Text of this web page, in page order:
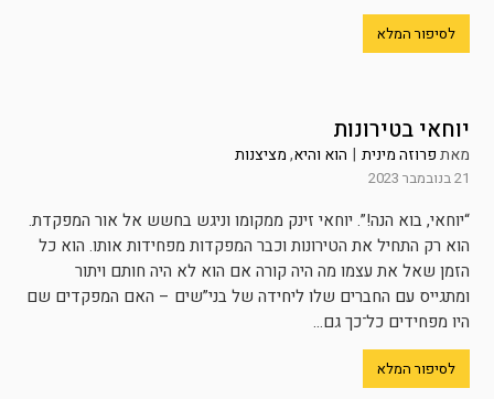
לסיפור המלא
יוחאי בטירונות
מאתפרוזה מינית | הוא והיא,מציצנות
21 בנובמבר 2023
“יוחאי, בוא הנה!”. יוחאי זינק ממקומו וניגש בחשש אל אור המפקדת.
הוא רק התחיל את הטירונות וכבר המפקדות מפחידות אותו. הוא כל
הזמן שאל את עצמו מה היה קורה אם הוא לא היה חותם ויתור
ומתגייס עם החברים שלו ליחידה של בני”שים – האם המפקדים שם
היו מפחידים כל־כך גם...
לסיפור המלא